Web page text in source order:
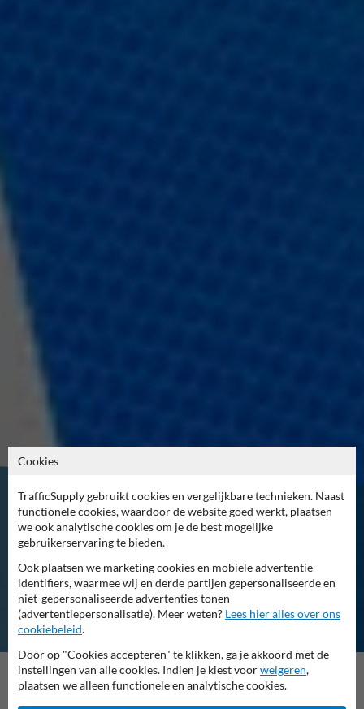
Waar kun je verkeersborden
kopen?
Veelgestelde vragen over verkeersborden kopen
Verkeersborden spelen een essentiële rol in de verkeersveiligheid en
Cookies
TrafficSupply gebruikt cookies en vergelijkbare technieken. Naast
functionele cookies, waardoor de website goed werkt, plaatsen
we ook analytische cookies om je de best mogelijke
gebruikerservaring te bieden.
Ook plaatsen we marketing cookies en mobiele advertentie-
identifiers, waarmee wij en derde partijen gepersonaliseerde en
niet-gepersonaliseerde advertenties tonen
(advertentiepersonalisatie). Meer weten? Lees hier alles over ons
cookiebeleid.
Door op "Cookies accepteren" te klikken, ga je akkoord met de
instellingen van alle cookies. Indien je kiest voorweigeren,
plaatsen we alleen functionele en analytische cookies.